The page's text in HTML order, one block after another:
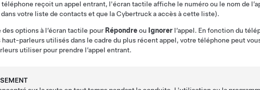
téléphone reçoit un appel entrant, l'écran tactile affiche le numéro ou le nom de
votre liste de contacts et que la Cybertrucka accès à cette liste).
des options à l’écran tactile pour Répondreou Ignorer l’appel. En fonction du
parleurs utilisés dans le cadre du plus récent appel, votre téléphone peut
utiliser pour prendre l’appel entrant.